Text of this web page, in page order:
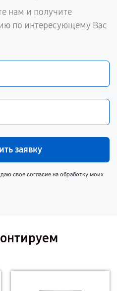
нам и получите
по интересующему Вас
заявку
свое согласие на обработку моих